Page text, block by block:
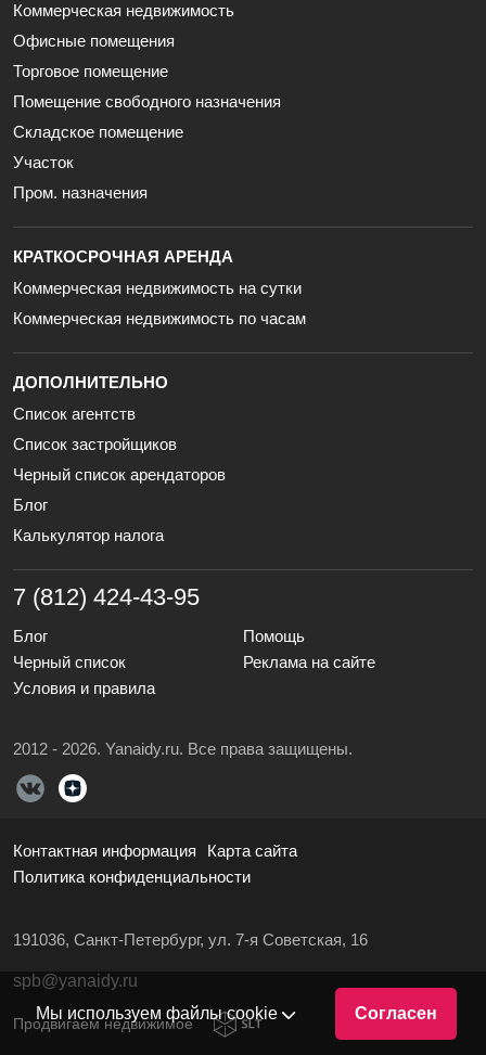
Мы используем файлы cookie Согласен
Коммерческая недвижимость
Офисные помещения
Торговое помещение
Помещение свободного назначения
Складское помещение
Участок
Пром. назначения
КРАТКОСРОЧНАЯ АРЕНДА
Коммерческая недвижимость на сутки
Коммерческая недвижимость по часам
ДОПОЛНИТЕЛЬНО
Список агентств
Список застройщиков
Черный список арендаторов
Блог
Калькулятор налога
7 (812) 424-43-95
Блог
Помощь
Черный список
Реклама на сайте
Условия и правила
2012 - 2026. Yanaidy.ru. Все права защищены.
Контактная информация
Карта сайта
Политика конфиденциальности
191036, Санкт-Петербург, ул. 7-я Советская, 16
spb@yanaidy.ru
Продвигаем недвижимое